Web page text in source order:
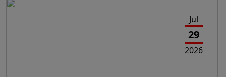
Jul
29
2026